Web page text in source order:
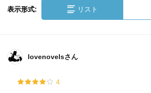
表示形式: リスト
lovenovelsさん
4